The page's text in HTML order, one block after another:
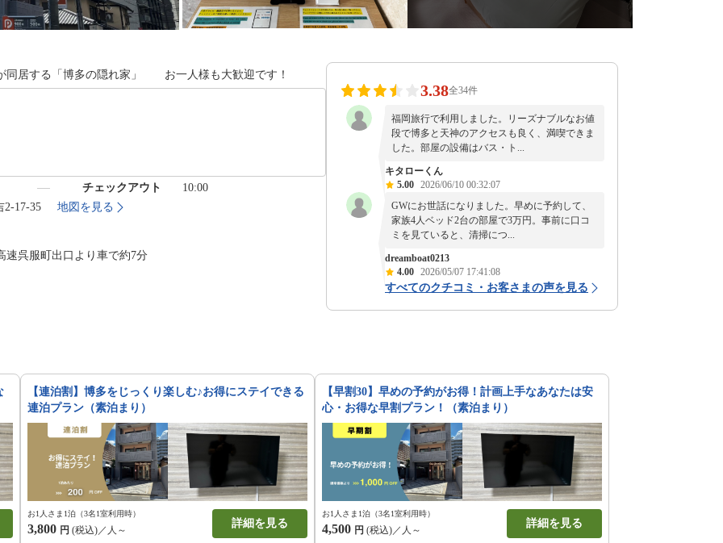
同居する「博多の隠れ家」 お一人様も大歓迎です！
チェックアウト
10:00
2-17-35
地図を見る
速呉服町出口より車で約7分
3.38全34件
福岡旅行で利用しました。リーズナブルなお値
段で博多と天神のアクセスも良く、満喫できま
した。部屋の設備はバス・ト...
キタローくん
5.00 2026/06/10 00:32:07
GWにお世話になりました。早めに予約して、
家族4人ベッド2台の部屋で3万円。事前に口コ
ミを見ていると、清掃につ...
dreamboat0213
4.00 2026/05/07 17:41:08
すべてのクチコミ・お客さまの声を見る
【連泊割】博多をじっくり楽しむ♪お得にステイできる
連泊プラン（素泊まり）
お1人さま1泊（3名1室利用時）
3,800 円 (税込)／人～
詳細を見る
【早割30】早めの予約がお得！計画上手なあなたは安
心・お得な早割プラン！（素泊まり）
お1人さま1泊（3名1室利用時）
4,500 円 (税込)／人～
詳細を見る